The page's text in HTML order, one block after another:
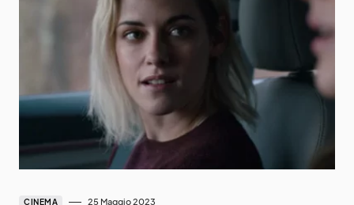
CINEMA 25 Maggio 2023